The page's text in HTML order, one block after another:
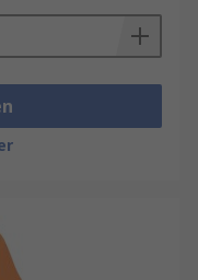
Streifen auf